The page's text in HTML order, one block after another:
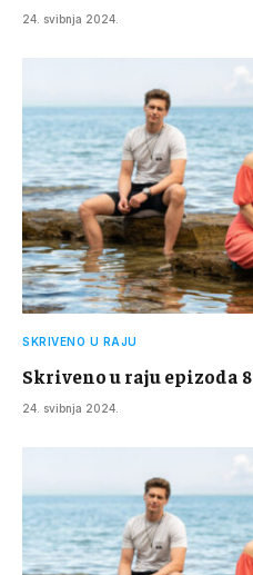
24. svibnja 2024.
SKRIVENO U RAJU
Skriveno u raju epizoda 8
24. svibnja 2024.